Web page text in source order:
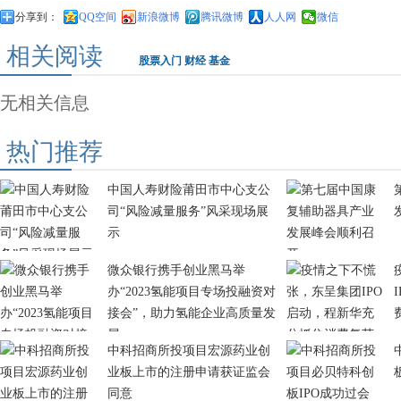
分享到： QQ空间 新浪微博 腾讯微博 人人网 微信
相关阅读 股票入门 财经 基金
无相关信息
热门推荐
中国人寿财险莆田市中心支公
司“风险减量服务”风采现场展
示
微众银行携手创业黑马举
办“2023氢能项目专场投融资对
接会”，助力氢能企业高质量发
展
中科招商所投项目宏源药业创
业板上市的注册申请获证监会
同意